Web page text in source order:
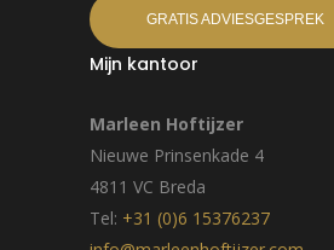
GRATIS ADVIESGESPREK
Mijn kantoor
Marleen Hoftijzer
Nieuwe Prinsenkade 4
4811 VC Breda
Tel: +31 (0)6 15376237